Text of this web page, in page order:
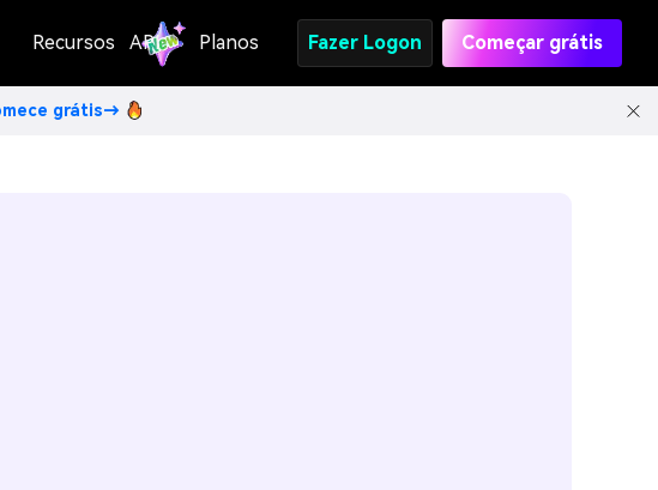
Recursos API Planos Fazer Logon Começar grátis
grátis→